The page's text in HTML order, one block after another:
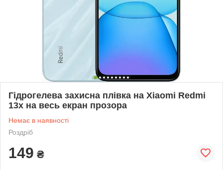
Гідрогелева захисна плівка на Xiaomi Redmi
13x на весь екран прозора
Немає в наявності
Роздріб
149 ₴